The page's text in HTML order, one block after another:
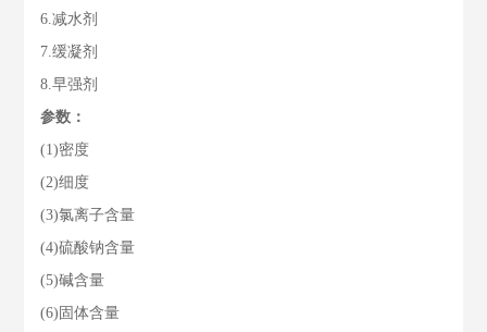
6.减水剂
7.缓凝剂
8.早强剂
参数：
(1)密度
(2)细度
(3)氯离子含量
(4)硫酸钠含量
(5)碱含量
(6)固体含量